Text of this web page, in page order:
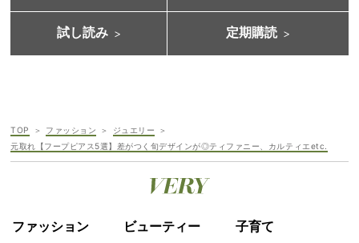
試し読み 定期購読
TOP ファッション
ジュエリー
元取れ【フープピアス5選】差がつく旬デザインが◎ティファニー、カルティエetc.
ファッション ビューティー 子育て